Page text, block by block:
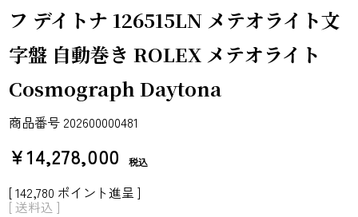
フ デイトナ 126515LN メテオライト文
字盤 自動巻き ROLEX メテオライト
Cosmograph Daytona
商品番号 202600000481
¥14,278,000 税込
[142,780 ポイント進呈 ]
送料込